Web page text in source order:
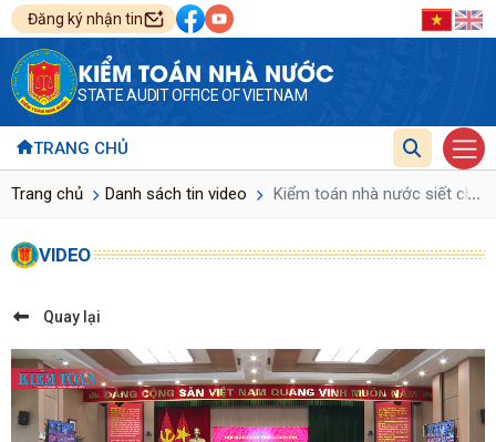
Đăng ký nhận tin
KIỂM TOÁN NHÀ NƯỚC
STATE AUDIT OFFICE OF VIETNAM
TRANG CHỦ
Trang chủ Danh sách tin video Kiểm toán nhà nước siết chặt
...
VIDEO
Quay lại